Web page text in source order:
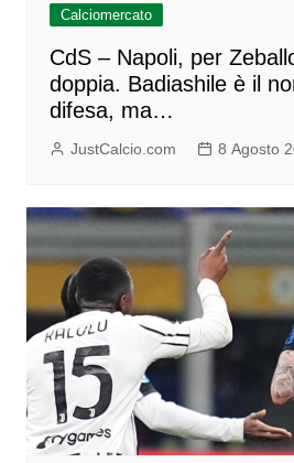
Calciomercato
CdS – Napoli, per
doppia. Badiashile è il
difesa, ma…
JustCalcio.com 8 Agosto